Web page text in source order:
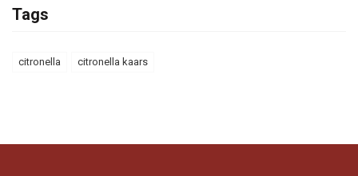
Tags
citronella citronella kaars